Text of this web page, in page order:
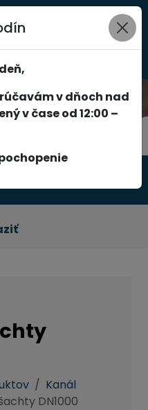
0
Kanál
DN1000
v dňoch nad
v čase od 12:00 –